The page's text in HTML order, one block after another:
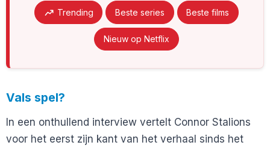
Trending Beste series Beste films
Nieuw op Netflix
Vals spel?
In een onthullend interview vertelt Connor Stalions
voor het eerst zijn kant van het verhaal sinds het